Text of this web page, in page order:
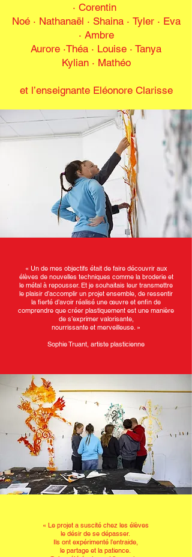
· Corentin
Noé · Nathanaël · Shaina · Tyler · Eva
· Ambre
Aurore ·Théa · Louise · Tanya
Kylian · Mathéo
et l’enseignante Eléonore Clarisse
« Un de mes objectifs était de faire découvrir aux
élèves de nouvelles techniques comme la broderie et
le métal à repousser. Et je souhaitais leur transmettre
le plaisir d’accomplir un projet ensemble, de ressentir
la fierté d’avoir réalisé une œuvre et enfin de
comprendre que créer plastiquement est une manière
de s’exprimer valorisante,
nourrissante et merveilleuse. »
Sophie Truant, artiste plasticienne
« Le projet a suscité chez les élèves
le désir de se dépasser.
Ils ont expérimenté l’entraide,
le partage et la patience.